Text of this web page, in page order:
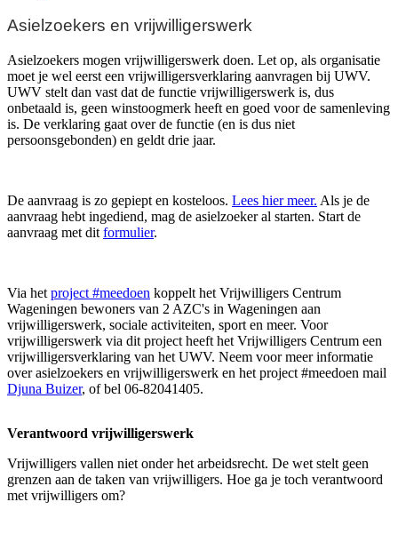
Asielzoekers en vrijwilligerswerk
Asielzoekers mogen vrijwilligerswerk doen. Let op, als organisatie
moet je wel eerst een vrijwilligersverklaring aanvragen bij UWV.
UWV stelt dan vast dat de functie vrijwilligerswerk is, dus
onbetaald is, geen winstoogmerk heeft en goed voor de samenleving
is. De verklaring gaat over de functie (en is dus niet
persoonsgebonden) en geldt drie jaar.
De aanvraag is zo gepiept en kosteloos. Lees hier meer. Als je de
aanvraag hebt ingediend, mag de asielzoeker al starten. Start de
aanvraag met dit formulier.
Via het project #meedoen koppelt het Vrijwilligers Centrum
Wageningen bewoners van 2 AZC's in Wageningen aan
vrijwilligerswerk, sociale activiteiten, sport en meer. Voor
vrijwilligerswerk via dit project heeft het Vrijwilligers Centrum een
vrijwilligersverklaring van het UWV. Neem voor meer informatie
over asielzoekers en vrijwilligerswerk en het project #meedoen mail
Djuna Buizer, of bel 06-82041405.
Verantwoord vrijwilligerswerk
Vrijwilligers vallen niet onder het arbeidsrecht. De wet stelt geen
grenzen aan de taken van vrijwilligers. Hoe ga je toch verantwoord
met vrijwilligers om?